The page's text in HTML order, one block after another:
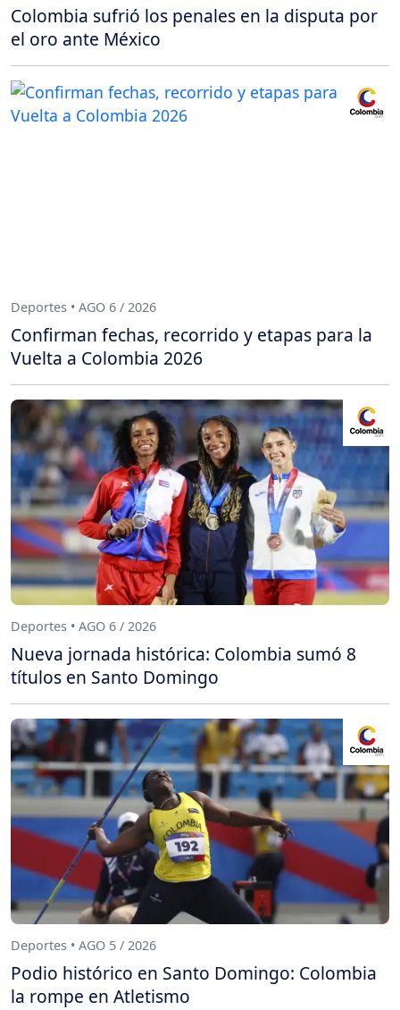
Colombia sufrió los penales en la disputa por
el oro ante México
Deportes • AGO 6 / 2026
Confirman fechas, recorrido y etapas para la
Vuelta a Colombia 2026
Deportes • AGO 6 / 2026
Nueva jornada histórica: Colombia sumó 8
títulos en Santo Domingo
Deportes • AGO 5 / 2026
Podio histórico en Santo Domingo: Colombia
la rompe en Atletismo